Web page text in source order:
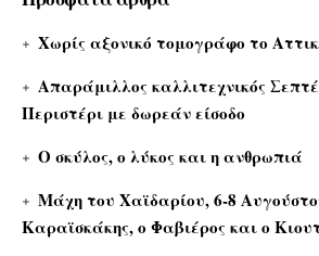
Χωρίς αξονικό τομογράφο το
Απαράμιλλος καλλιτεχνικός
Περιστέρι με δωρεάν είσοδο
Ο σκύλος, ο λύκος και η ανθρωπιά
Μάχη του Χαϊδαρίου, 6-8
Καραϊσκάκης, ο Φαβιέρος και ο